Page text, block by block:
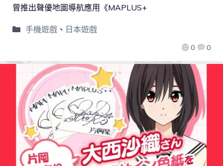
0 0
曾推出聲優地圖導航應用《MAPLUS+
手機遊戲、 日本遊戲